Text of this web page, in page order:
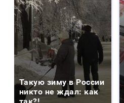
Такую зиму в России
никто не ждал: как
так?!